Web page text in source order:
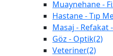
Muaynehane -
Hastane - Tıp
Masaj - Refakat
Göz - Optik(2)
Veteriner(2)